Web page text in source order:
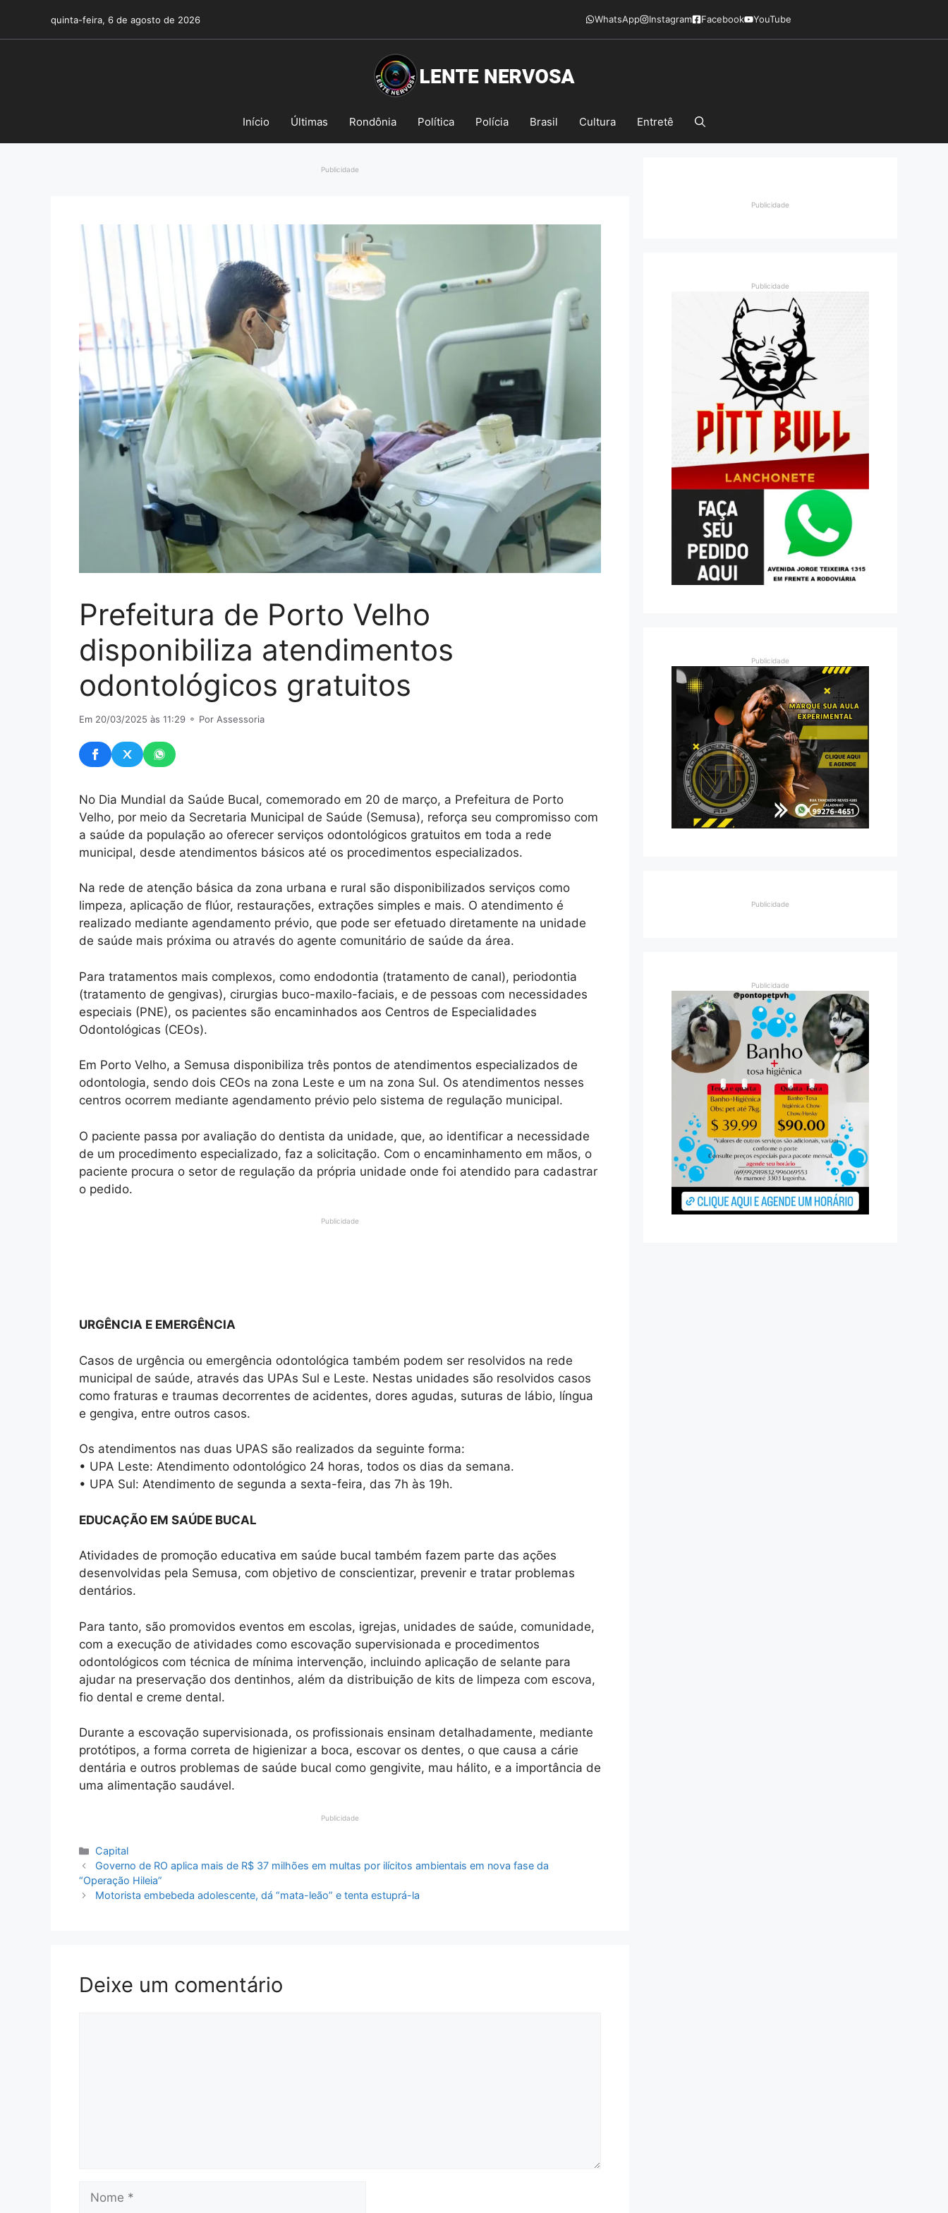
o
quinta-feira, 6 de agosto de 2026 WhatsApp Instagram Facebook YouTube
Início Últimas Rondônia Política Polícia Brasil Cultura Entretê
Publicidade
Prefeitura de Porto Velho
disponibiliza atendimentos
odontológicos gratuitos
Em 20/03/2025 às 11:29 ⚬ Por Assessoria
No Dia Mundial da Saúde Bucal, comemorado em 20 de março, a Prefeitura de Porto
Velho, por meio da Secretaria Municipal de Saúde (Semusa), reforça seu compromisso com
a saúde da população ao oferecer serviços odontológicos gratuitos em toda a rede
municipal, desde atendimentos básicos até os procedimentos especializados.
Na rede de atenção básica da zona urbana e rural são disponibilizados serviços como
limpeza, aplicação de flúor, restaurações, extrações simples e mais. O atendimento é
realizado mediante agendamento prévio, que pode ser efetuado diretamente na unidade
de saúde mais próxima ou através do agente comunitário de saúde da área.
Para tratamentos mais complexos, como endodontia (tratamento de canal), periodontia
(tratamento de gengivas), cirurgias buco-maxilo-faciais, e de pessoas com necessidades
especiais (PNE), os pacientes são encaminhados aos Centros de Especialidades
Odontológicas (CEOs).
Em Porto Velho, a Semusa disponibiliza três pontos de atendimentos especializados de
odontologia, sendo dois CEOs na zona Leste e um na zona Sul. Os atendimentos nesses
centros ocorrem mediante agendamento prévio pelo sistema de regulação municipal.
O paciente passa por avaliação do dentista da unidade, que, ao identificar a necessidade
de um procedimento especializado, faz a solicitação. Com o encaminhamento em mãos, o
paciente procura o setor de regulação da própria unidade onde foi atendido para cadastrar
o pedido.
Publicidade
URGÊNCIA E EMERGÊNCIA
Casos de urgência ou emergência odontológica também podem ser resolvidos na rede
municipal de saúde, através das UPAs Sul e Leste. Nestas unidades são resolvidos casos
como fraturas e traumas decorrentes de acidentes, dores agudas, suturas de lábio, língua
e gengiva, entre outros casos.
Os atendimentos nas duas UPAS são realizados da seguinte forma:
• UPA Leste: Atendimento odontológico 24 horas, todos os dias da semana.
• UPA Sul: Atendimento de segunda a sexta-feira, das 7h às 19h.
EDUCAÇÃO EM SAÚDE BUCAL
Atividades de promoção educativa em saúde bucal também fazem parte das ações
desenvolvidas pela Semusa, com objetivo de conscientizar, prevenir e tratar problemas
dentários.
Para tanto, são promovidos eventos em escolas, igrejas, unidades de saúde, comunidade,
com a execução de atividades como escovação supervisionada e procedimentos
odontológicos com técnica de mínima intervenção, incluindo aplicação de selante para
ajudar na preservação dos dentinhos, além da distribuição de kits de limpeza com escova,
fio dental e creme dental.
Durante a escovação supervisionada, os profissionais ensinam detalhadamente, mediante
protótipos, a forma correta de higienizar a boca, escovar os dentes, o que causa a cárie
dentária e outros problemas de saúde bucal como gengivite, mau hálito, e a importância de
uma alimentação saudável.
Publicidade
Categorias
Capital
Governo de RO aplica mais de R$ 37 milhões em multas por ilícitos ambientais em nova fase da
“Operação Hileia”
Motorista embebeda adolescente, dá “mata-leão” e tenta estuprá-la
Deixe um comentário
Nome
Publicidade
Publicidade
Publicidade
Publicidade
Publicidade